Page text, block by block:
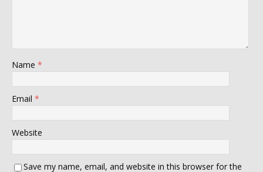
Name *
Email *
Website
Save my name, email, and website in this browser for the